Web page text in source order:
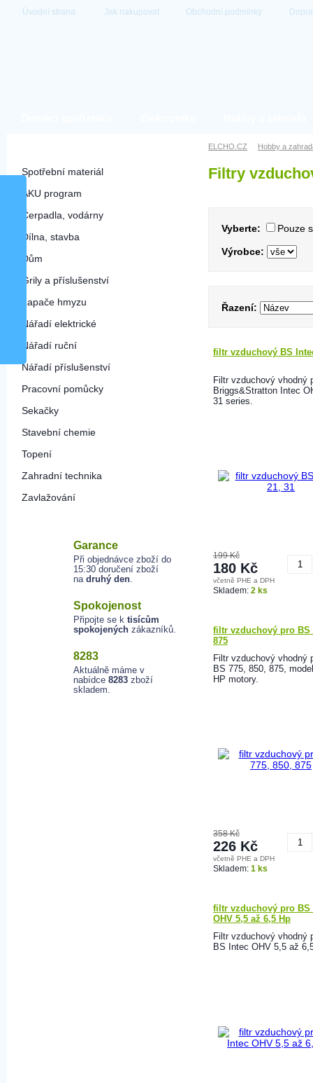
Úvodní strana Jak nakupovat Obchodní podmínky
Spotřební materiál
AKU program
Čerpadla, vodárny
Dílna, stavba
Dům
Grily a příslušenství
Lapače hmyzu
Nářadí elektrické
Nářadí ruční
Nářadí příslušenství
Pracovní pomůcky
Sekačky
Stavební chemie
Topení
Zahradní technika
Zavlažování
Garance
Při objednávce zboží do
15:30 doručení zboží
na druhý den.
Spokojenost
Připojte se k tisícům
spokojených zákazníků.
8283
Aktuálně máme v
nabídce 8283 zboží
skladem.
ELCHO.CZ Hobby a
Filtry
Vyberte: Pouze
Výrobce:
Řazení:
filtr vzduchový BS
Filtr vzduchový vhodný
Briggs&Stratton Intec
31 series.
199 Kč
180 Kč
včetně PHE a DPH
Skladem: 2 ks
filtr vzduchový pro BS
875
Filtr vzduchový vhodný
BS 775, 850, 875,
HP motory.
358 Kč
226 Kč
včetně PHE a DPH
Skladem: 1 ks
filtr vzduchový pro BS
OHV 5,5 až 6,5 Hp
Filtr vzduchový vhodný
BS Intec OHV 5,5 až